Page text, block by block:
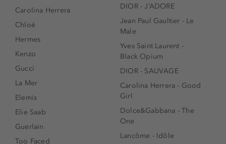
Carolina Herrera
Chloé
Hermes
Kenzo
Gucci
La Mer
Elemis
Elie Saab
Guerlain
Too Faced
DIOR - J’ADORE
Jean Paul Gaultier - Le
Male
Yves Saint Laurent -
Black Opium
DIOR - SAUVAGE
Carolina Herrera - Good
Girl
Dolce&Gabbana - The
One
Lancôme - Idôle